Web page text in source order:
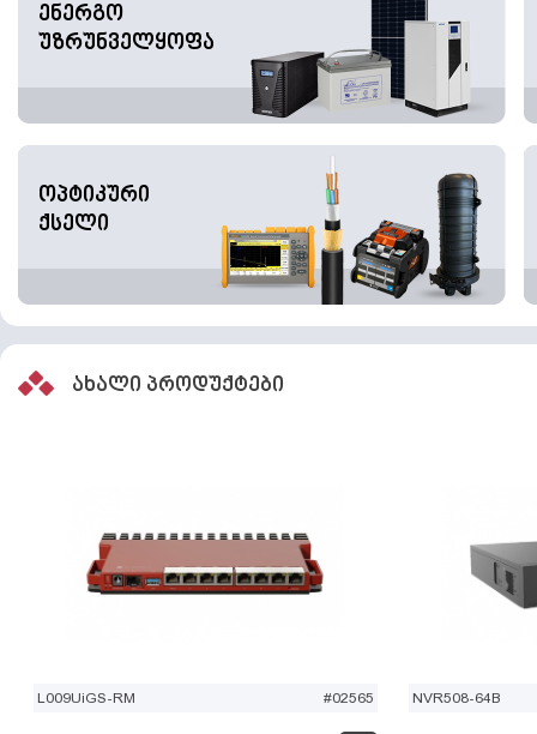
ენერგო
უზრუნველყოფა
ოპტიკური
ქსელი
ახალი პროდუქტები
L009UiGS-RM #02565 NVR508-64B